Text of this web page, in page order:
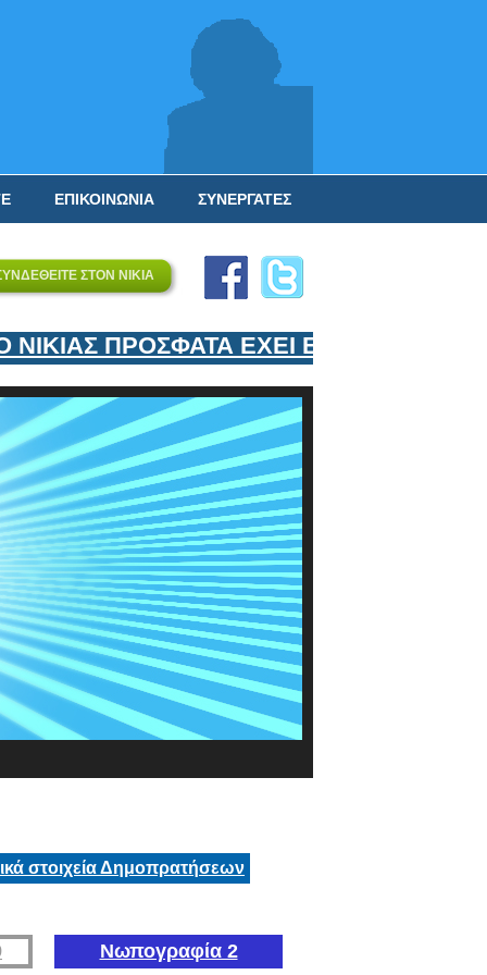
ΣΥΝΕΡΓΑΤΕΣ
ΕΠΙΚΟΙΝΩΝΙΑ
ΣΤΟΝ ΝΙΚΙΑ
ΠΡΟΣΦΑΤΑ ΕΧΕΙ ΕΝΤΑΞΕΙ ΣΤΟΝ
στοιχεία Δημοπρατήσεων
Νωπογραφία 2